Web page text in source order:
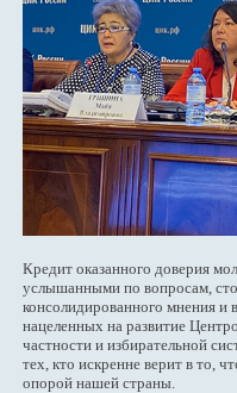
Кредит оказанного доверия
услышанными по вопросам,
консолидированного мнения и
нацеленных на развитие
частности и избирательной
тех, кто искренне верит в то,
опорой нашей страны.